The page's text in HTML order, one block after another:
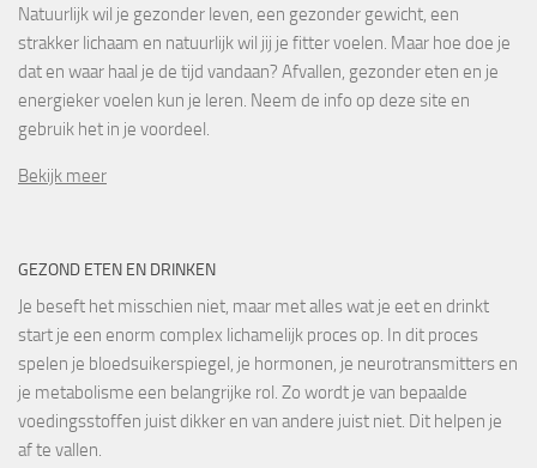
Natuurlijk wil je gezonder leven, een gezonder gewicht, een
strakker lichaam en natuurlijk wil jij je fitter voelen. Maar hoe doe je
dat en waar haal je de tijd vandaan? Afvallen, gezonder eten en je
energieker voelen kun je leren. Neem de info op deze site en
gebruik het in je voordeel.
Bekijk meer
GEZOND ETEN EN DRINKEN
Je beseft het misschien niet, maar met alles wat je eet en drinkt
start je een enorm complex lichamelijk proces op. In dit proces
spelen je bloedsuikerspiegel, je hormonen, je neurotransmitters en
je metabolisme een belangrijke rol. Zo wordt je van bepaalde
voedingsstoffen juist dikker en van andere juist niet. Dit helpen je
af te vallen.